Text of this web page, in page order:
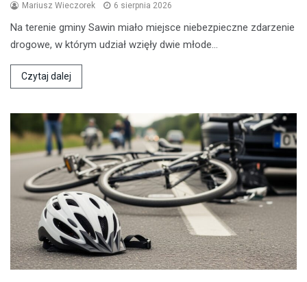
Mariusz Wieczorek 6 sierpnia 2026
Na terenie gminy Sawin miało miejsce niebezpieczne zdarzenie
drogowe, w którym udział wzięły dwie młode…
Czytaj dalej